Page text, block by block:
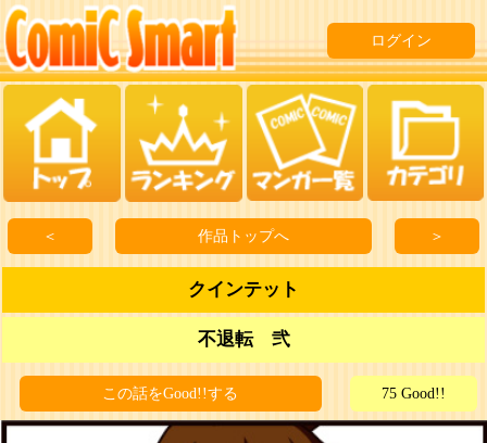
ログイン
＜ 作品トップへ ＞
クインテット
不退転 弐
この話をGood!!する 75 Good!!